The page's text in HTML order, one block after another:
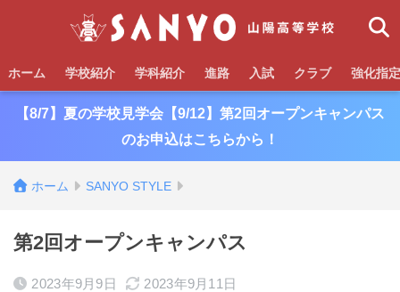
ホーム 学校紹介 学科紹介 進路 入試 クラブ 強化指
【8/7】夏の学校見学会【9/12】第2回オープンキャンパス
のお申込はこちらから！
ホーム SANYO STYLE
第2回オープンキャンパス
2023年9月9日 2023年9月11日